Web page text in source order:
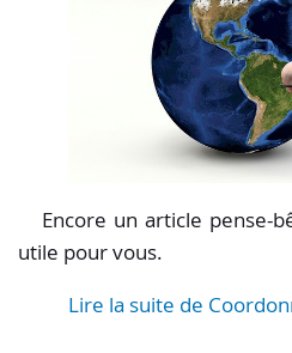
Encore un article pense-
utile pour vous.
Lire la suite de